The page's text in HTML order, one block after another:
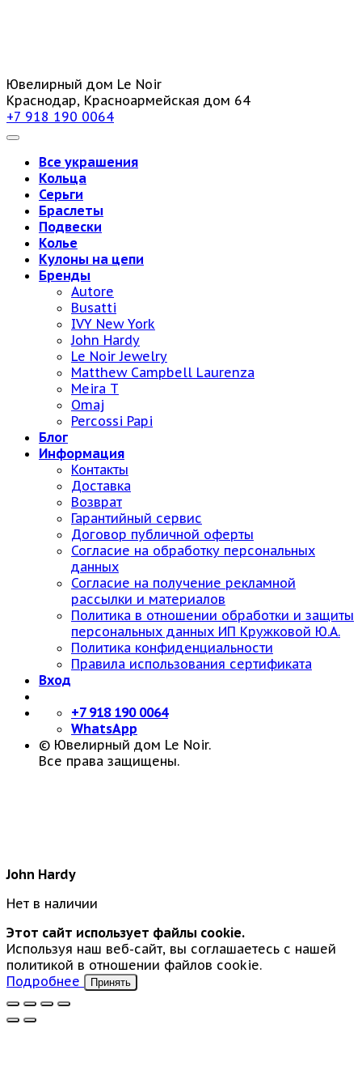
Ювелирный дом Le Noir
Краснодар, Красноармейская дом 64
+7 918 190 0064
Все украшения
Кольца
Серьги
Браслеты
Подвески
Колье
Кулоны на цепи
Бренды
Autore
Busatti
IVY New York
John Hardy
Le Noir Jewelry
Matthew Campbell Laurenza
Meira T
Omaj
Percossi Papi
Блог
Информация
Контакты
Доставка
Возврат
Гарантийный сервис
Договор публичной оферты
Согласие на обработку персональных
данных
Согласие на получение рекламной
рассылки и материалов
Политика в отношении обработки и защиты
персональных данных ИП Кружковой Ю.А.
Политика конфиденциальности
Правила использования сертификата
Вход
+7 918 190 0064
WhatsApp
© Ювелирный дом Le Noir.
Все права защищены.
John Hardy
Нет в наличии
Этот сайт использует файлы cookie.
Используя наш веб-сайт, вы соглашаетесь с нашей
политикой в отношении файлов cookie.
Подробнее
Принять